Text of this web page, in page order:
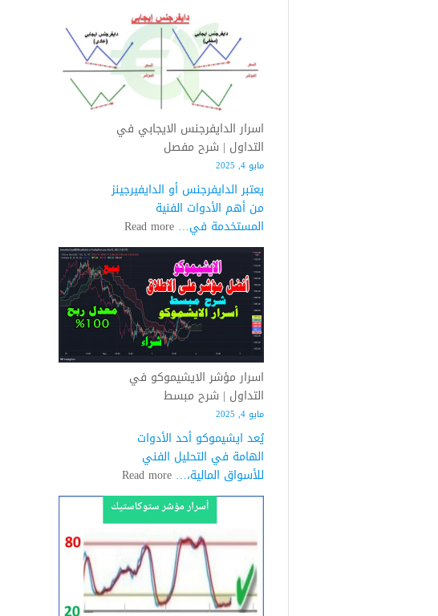
الدايفرجنس
السلبي
في
التداول
|
شرح
مبسط
اسرار الدايفرجنس الايجابي في
التداول | شرح مفصل
مايو 4, 2025
يعتبر الدايفرجنس أو الدايفيرجينز
من أهم الأدوات الفنية
المستخدمة في…Read more
:
اسرار
الدايفرجنس
الايجابي
في
التداول
|
شرح
اسرار مؤشر الايشيموكو في
التداول | شرح مبسط
مايو 4, 2025
يُعد ايشيموكو أحد الأدوات
الهامة في التحليل الفني
للأسواق المالية،…Read more
:
اسرار
مؤشر
الايشيموكو
في
التداول
|
شرح